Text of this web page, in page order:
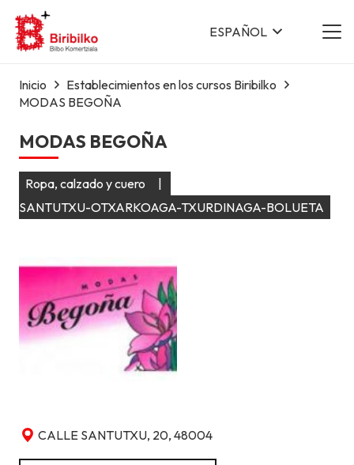
ESPAÑOL
Inicio
Establecimientos en los cursos Biribilko
MODAS BEGOÑA
MODAS BEGOÑA
Ropa, calzado y cuero
|
SANTUTXU-OTXARKOAGA-TXURDINAGA-BOLUETA
CALLE SANTUTXU, 20, 48004